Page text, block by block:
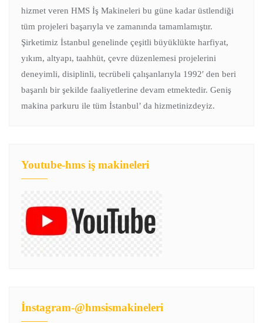
hizmet veren HMS İş Makineleri bu güne kadar üstlendiği
tüm projeleri başarıyla ve zamanında tamamlamıştır.
Şirketimiz İstanbul genelinde çeşitli büyüklükte harfiyat,
yıkım, altyapı, taahhüt, çevre düzenlemesi projelerini
deneyimli, disiplinli, tecrübeli çalışanlarıyla 1992′ den beri
başarılı bir şekilde faaliyetlerine devam etmektedir. Geniş
makina parkuru ile tüm İstanbul’ da hizmetinizdeyiz.
Youtube-hms iş makineleri
İnstagram-@hmsismakineleri